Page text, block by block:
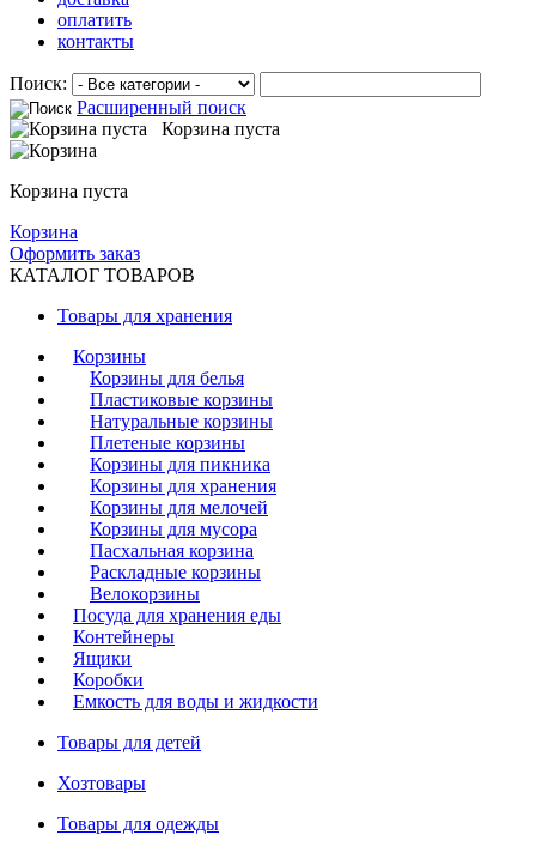
оплатить
контакты
Поиск:
Расширенный поиск
Корзина пуста
Корзина пуста
Корзина
Оформить заказ
КАТАЛОГ ТОВАРОВ
Товары для хранения
Корзины
Корзины для белья
Пластиковые корзины
Натуральные корзины
Плетеные корзины
Корзины для пикника
Корзины для хранения
Корзины для мелочей
Корзины для мусора
Пасхальная корзина
Раскладные корзины
Велокорзины
Посуда для хранения еды
Контейнеры
Ящики
Коробки
Емкость для воды и жидкости
Товары для детей
Хозтовары
Товары для одежды